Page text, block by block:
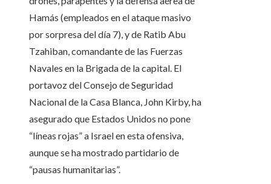
Hamás (empleados en el ataque masivo
por sorpresa del día 7), y de Ratib Abu
Tzahiban, comandante de las Fuerzas
Navales en la Brigada de la capital. El
portavoz del Consejo de Seguridad
Nacional de la Casa Blanca, John Kirby, ha
asegurado que Estados Unidos no pone
“líneas rojas” a Israel en esta ofensiva,
aunque se ha mostrado partidario de
“pausas humanitarias”.